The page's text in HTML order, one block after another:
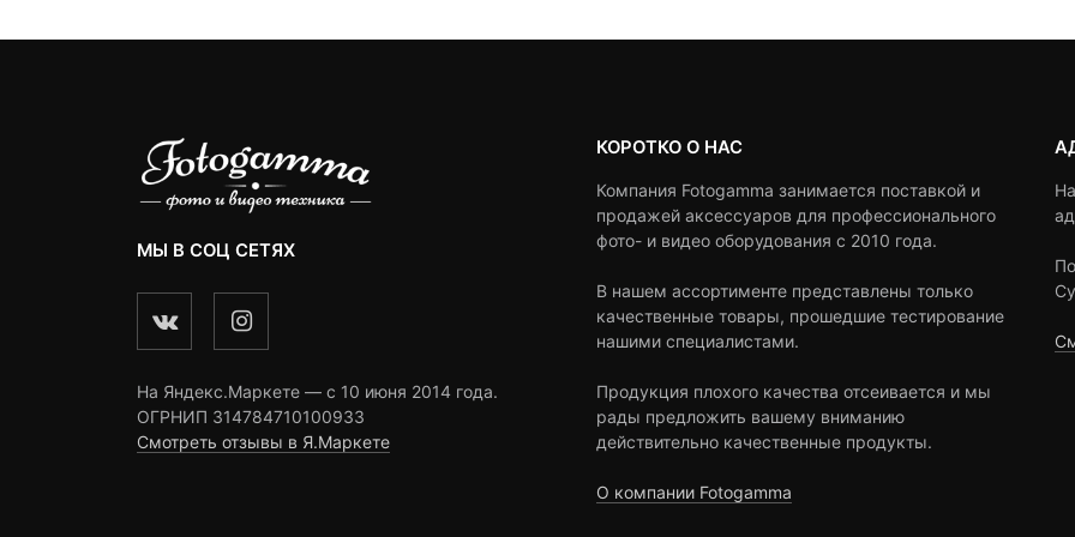
МЫ В СОЦ СЕТЯХ
На Яндекс.Маркете — c 10 июня 2014 года.
ОГРНИП 314784710100933
Смотреть отзывы в Я.Маркете
КОРОТКО О НАС
Компания Fotogamma занимается поставкой и
продажей аксессуаров для профессионального
фото- и видео оборудования с 2010 года.
В нашем ассортименте представлены только
качественные товары, прошедшие тестирование
нашими специалистами.
Продукция плохого качества отсеивается и мы
рады предложить вашему вниманию
действительно качественные продукты.
О компании Fotogamma